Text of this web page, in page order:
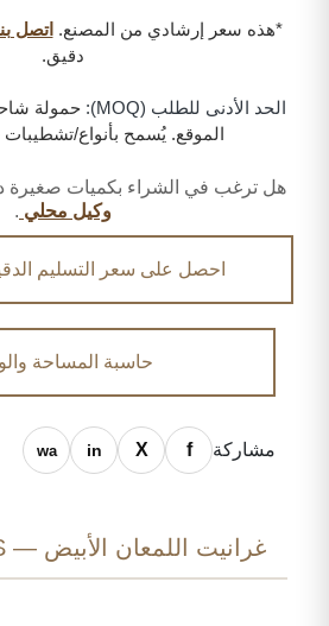
*هذه سعر إرشادي من المصنع. اتصل
دقيق.
الحد الأدنى للطلب (MOQ):
حمولة
الموقع. يُسمح بأنواع/
هل ترغب في الشراء بكميات صغيرة
وكيل محلي .
احصل على سعر التسليم
حاسبة المساحة
مشاركة
غرانيت اللمعان الأبيض — KEY BENEFITS